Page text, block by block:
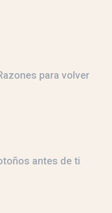
para volver
antes de ti